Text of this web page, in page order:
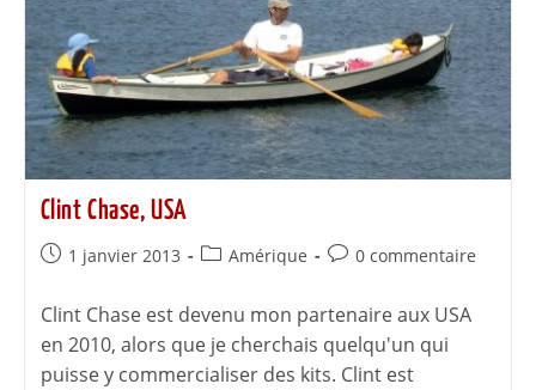
Clint Chase, USA
1 janvier 2013 Amérique 0 commentaire
Clint Chase est devenu mon partenaire aux USA
en 2010, alors que je cherchais quelqu'un qui
puisse y commercialiser des kits. Clint est